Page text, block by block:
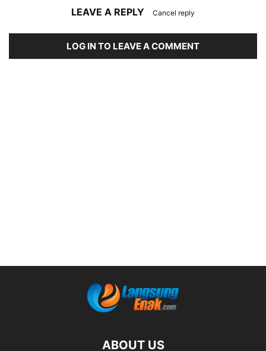
LEAVE A REPLY Cancel reply
LOG IN TO LEAVE A COMMENT
ABOUT US